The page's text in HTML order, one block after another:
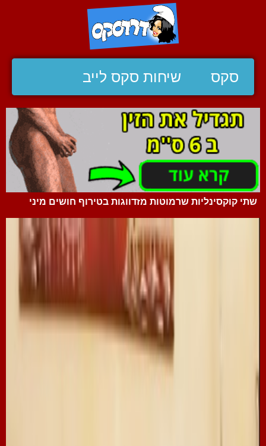
סקס שיחות סקס לייב
שתי קוקסינליות שרמוטות מזדווגות בטירוף חושים מיני